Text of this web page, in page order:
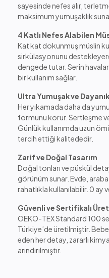
sayesinde nefes alır,
maksimum yumuşaklık
4 Katlı Nefes Alabilen
Kat kat dokunmuş müslin
sirkülasyonunu
dengede tutar. Serin
bir kullanım sağlar.
Ultra Yumuşak ve
Her yıkamada daha da
formunu korur. Sertleşme
Günlük kullanımda uzun
tercih ettiği kalitededir.
Zarif ve Doğal Tasarım
Doğal tonları ve püskül
görünüm sunar. Evde,
rahatlıkla kullanılabilir. 0 ay
Güvenli ve Sertifikalı
OEKO-TEX Standard 100
Türkiye’de üretilmiştir.
eden her detay, zararlı
arındırılmıştır.